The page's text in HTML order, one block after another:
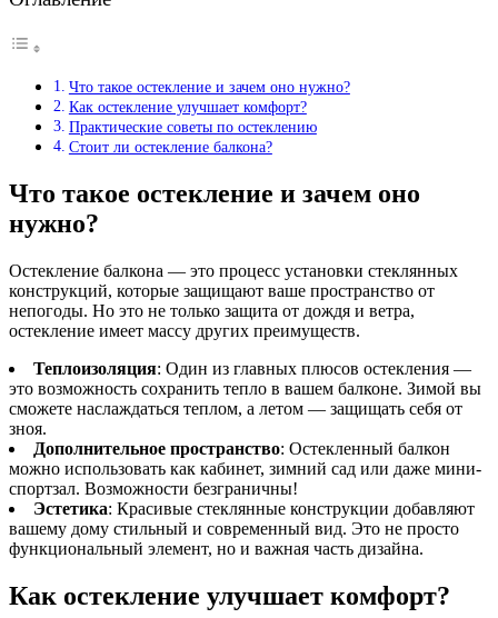
Что такое остекление и зачем оно нужно?
Как остекление улучшает комфорт?
Практические советы по остеклению
Стоит ли остекление балкона?
Что такое остекление и зачем оно
нужно?
Остекление балкона — это процесс установки стеклянных
конструкций, которые защищают ваше пространство от
непогоды. Но это не только защита от дождя и ветра,
остекление имеет массу других преимуществ.
Теплоизоляция: Один из главных плюсов остекления —
это возможность сохранить тепло в вашем балконе. Зимой вы
сможете наслаждаться теплом, а летом — защищать себя от
зноя.
Дополнительное пространство: Остекленный балкон
можно использовать как кабинет, зимний сад или даже мини-
спортзал. Возможности безграничны!
Эстетика: Красивые стеклянные конструкции добавляют
вашему дому стильный и современный вид. Это не просто
функциональный элемент, но и важная часть дизайна.
Как остекление улучшает комфорт?